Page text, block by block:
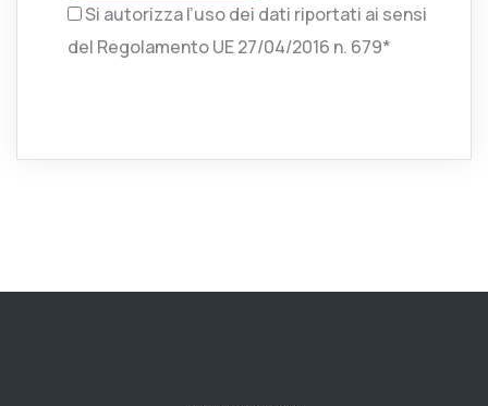
Si autorizza l’uso dei dati riportati ai sensi
del Regolamento UE 27/04/2016 n. 679*